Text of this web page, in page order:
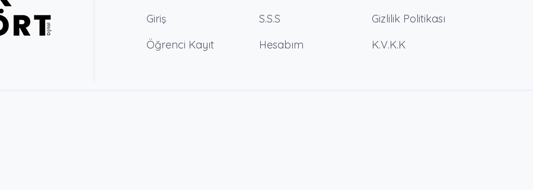
Giriş
Öğrenci Kayıt
S.S.S
Hesabım
Gizlilik Politikası
K.V.K.K